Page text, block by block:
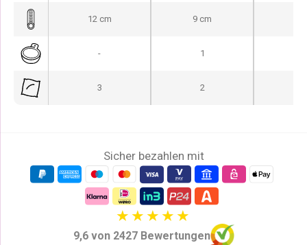
12 cm 9 cm
- 1
3 2
Sicher bezahlen mit
9,6 von 2427 Bewertungen